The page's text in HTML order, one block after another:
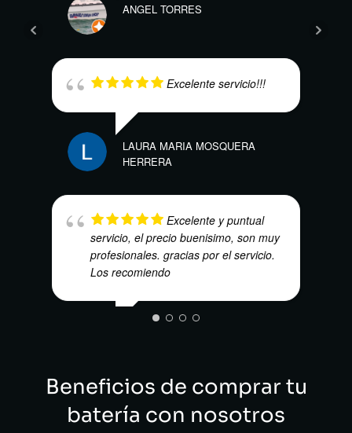
ANGEL TORRES
Excelente servicio!!!
LAURA MARIA MOSQUERA
HERRERA
Excelente y puntual
servicio, el precio buenisimo, son muy
profesionales. gracias por el servicio.
Los recomiendo
Beneficios de comprar tu
batería con nosotros